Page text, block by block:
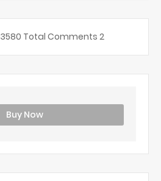
3580 Total Comments 2
Buy Now